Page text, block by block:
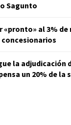
Sagunto
«pronto» al 3%
concesionarios
la adjudicación
un 20% de la